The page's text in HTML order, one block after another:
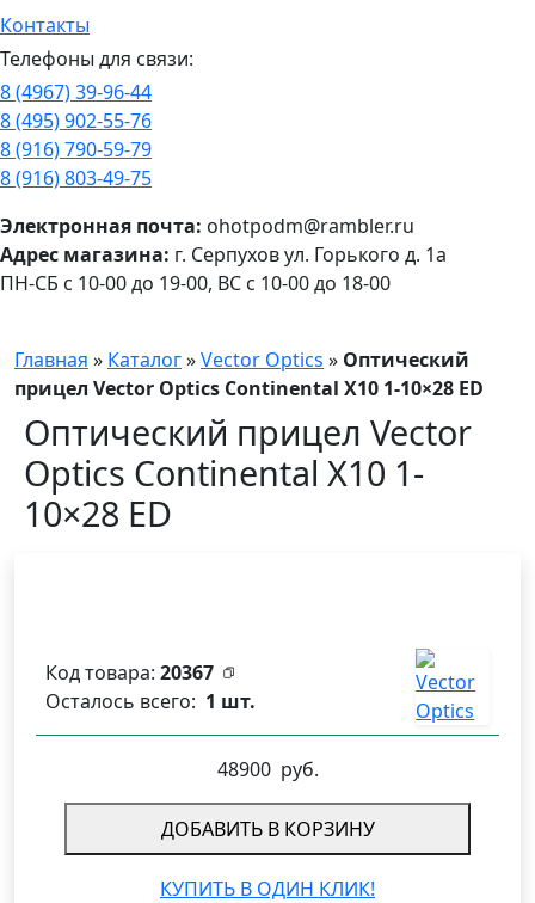
Контакты
Телефоны для связи:
8 (4967) 39-96-44
8 (495) 902-55-76
8 (916) 790-59-79
8 (916) 803-49-75
ПН-СБ с 10-00 до 19-00, ВС с 10-00 до 18-00
Электронная почта: ohotpodm@rambler.ru
Адрес магазина: г. Серпухов ул. Горького д. 1а
Главная » Каталог»Vector Optics » Оптический
прицел Vector Optics Continental X10 1-10×28 ED
Оптический прицел Vector
Optics Continental X10 1-
10×28 ED
Код товара: 20367
Осталось всего: 1 шт.
48900 руб.
ДОБАВИТЬ В КОРЗИНУ
КУПИТЬ В ОДИН КЛИК!